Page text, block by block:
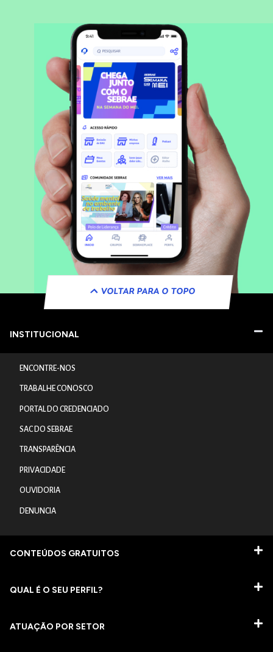
VOLTAR PARA O TOPO
INSTITUCIONAL
ENCONTRE-NOS
TRABALHE CONOSCO
PORTAL DO CREDENCIADO
SAC DO SEBRAE
TRANSPARÊNCIA
PRIVACIDADE
OUVIDORIA
DENUNCIA
CONTEÚDOS GRATUITOS
QUAL É O SEU PERFIL?
ATUAÇÃO POR SETOR